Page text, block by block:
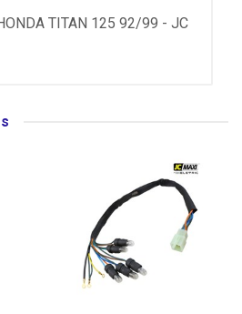
TITAN 125 92/99 - JC